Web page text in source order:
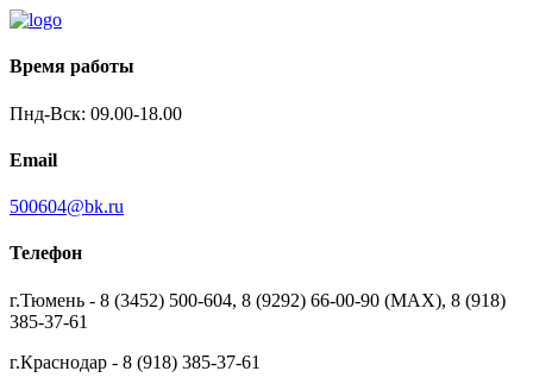
Время работы
Пнд-Вск: 09.00-18.00
Email
500604@bk.ru
Телефон
г.Тюмень - 8 (3452) 500-604, 8 (9292) 66-00-90 (MAX), 8 (918)
385-37-61
г.Краснодар - 8 (918) 385-37-61